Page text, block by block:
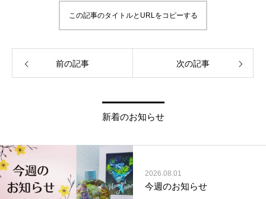
この記事のタイトルとURLをコピーする
前の記事 次の記事
新着のお知らせ
2026.08.01
今週のお知らせ